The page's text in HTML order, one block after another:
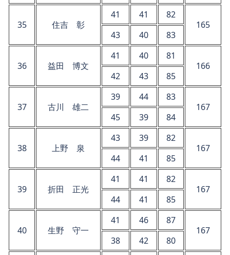
35 住吉 彰
41 41
82
165
43
40 83
36 益田 博文
41 40
81
166
42
43 85
37 古川 雄二
39 44
83
167
45
39 84
38 上野 泉
43 39
82
167
44
41 85
39 折田 正光
41 41
82
167
44
41 85
40 生野 守一
41 46
87
167
38
42 80